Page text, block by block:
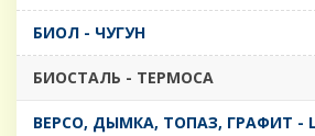
БИОЛ - ЧУГУН
БИОСТАЛЬ - ТЕРМОСА
ВЕРСО, ДЫМКА, ТОПАЗ, ГРАФИТ -